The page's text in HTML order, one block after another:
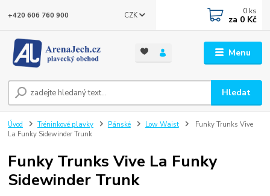
Menu
CZK
Hledat
+420 606 760 900 0 ks
za 0 Kč
Úvod Tréninkové plavky Pánské Low Waist
Funky Trunks Vive
La Funky Sidewinder Trunk
Funky Trunks Vive La Funky
Sidewinder Trunk